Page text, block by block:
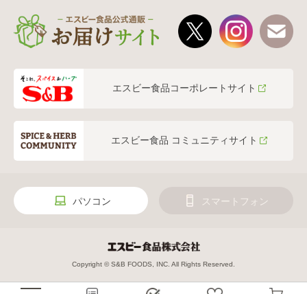
エスビー食品コーポレートサイト
エスビー食品 コミュニティサイト
パソコン スマートフォン
Copyright © S&B FOODS, INC. All Rights Reserved.